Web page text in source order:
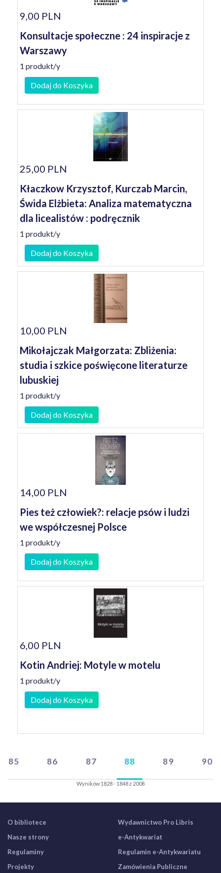
9,00 PLN
Konsultacje społeczne : 24 inspiracje z
Warszawy
1 produkt/y
Dodaj do Koszyka
25,00 PLN
Kłaczkow Krzysztof, Kurczab Marcin,
Świda Elżbieta: Analiza matematyczna
dla licealistów : podręcznik
1 produkt/y
Dodaj do Koszyka
10,00 PLN
Mikołajczak Małgorzata: Zbliżenia:
studia i szkice poświęcone literaturze
lubuskiej
1 produkt/y
Dodaj do Koszyka
14,00 PLN
Pies też człowiek?: relacje psów i ludzi
we współczesnej Polsce
1 produkt/y
Dodaj do Koszyka
6,00 PLN
Kotin Andriej: Motyle w motelu
1 produkt/y
Dodaj do Koszyka
85 86 87 88 89 90
Wyników 1828 - 1848 z 2008
O bibliotece
Nasze strony
Regulaminy
Projekty
Wydawnictwo Pro Libris
e-Antykwariat
Regulamin e-Antykwariatu
Zamówienia Publiczne